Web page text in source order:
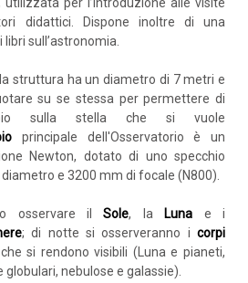
didattici. Dispone inoltre di una
sull’astronomia.
struttura ha un diametro di 7 metri e
su se stessa per permettere di
sulla stella che si vuole
principale dell'Osservatorio è un
Newton, dotato di uno specchio
e 3200 mm di focale (N800).
osservare ilSole, la Luna e i
; di notte si osserveranno icorpi
che si rendono visibili (Luna e pianeti,
nebulose e galassie).